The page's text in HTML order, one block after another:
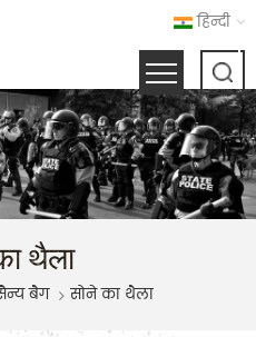
हिन्दी
थैला
बैग सोने का थैला